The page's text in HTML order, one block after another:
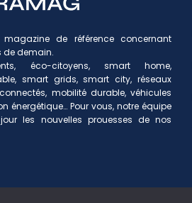
de référence concernant
de demain.
éco-citoyens, smart home,
smart grids, smart city, réseaux
mobilité durable, véhicules
énergétique… Pour vous, notre équipe
les nouvelles prouesses de nos